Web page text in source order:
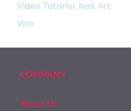
Video Tutorial Nail Art
Viso
COMPANY
About Us